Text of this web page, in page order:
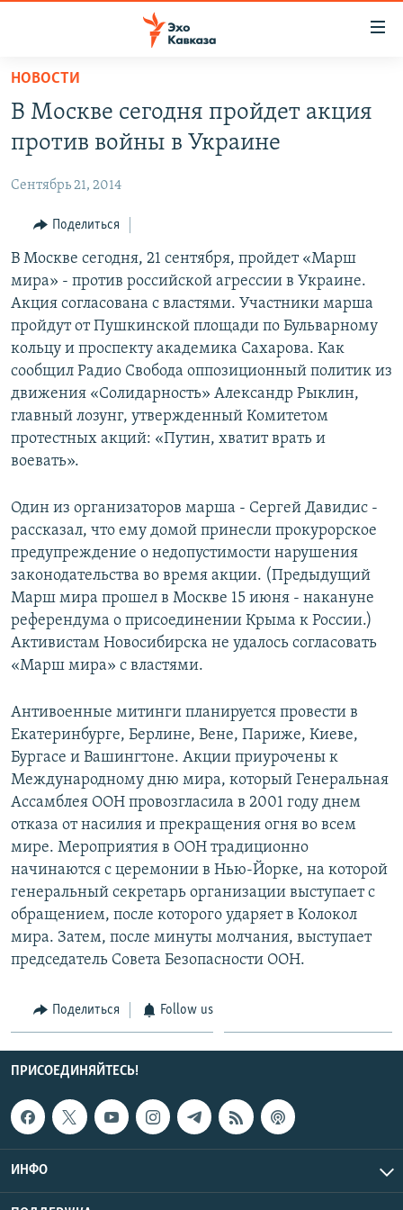
Вернуться
основному
содержанию
Вернутся
навигации
Вернутся
поиску
СУХУМИ
ЦХИНВАЛИ
ВЕСЬ КАВКАЗ
СЕВЕРНЫЙ КАВКАЗ
АРМЕНИЯ
АЗЕРБАЙДЖАН
ТЕМЫ
ПОЛИТИКА
ЭКОНОМИКА
ОБЩЕСТВО
КУЛЬТУРА
СПОРТ
РУБРИКИ
НЕКРУГЛЫЙ СТОЛ
ГОСТЬ НЕДЕЛИ
ПОЗИЦИЯ
БЛОГИ
МУЛЬТИМЕДИА
ВИДЕО
ФОТО
АУДИО
ПОДКАСТЫ
АРХИВ РАДИОПРОГРАММЫ
ПРИСОЕДИНЯЙТЕСЬ!
НОВОСТИ
В Москве сегодня пройдет акция
против войны в Украине
Сентябрь 21, 2014
Поделиться
В Москве сегодня, 21 сентября, пройдет «Марш
мира» - против российской агрессии в Украине.
Акция согласована с властями. Участники марша
пройдут от Пушкинской площади по Бульварному
кольцу и проспекту академика Сахарова. Как
сообщил Радио Свобода оппозиционный политик из
движения «Солидарность» Александр Рыклин,
главный лозунг, утвержденный Комитетом
протестных акций: «Путин, хватит врать и
воевать».
Один из организаторов марша - Сергей Давидис -
рассказал, что ему домой принесли прокурорское
предупреждение о недопустимости нарушения
законодательства во время акции. (Предыдущий
Марш мира прошел в Москве 15 июня - накануне
референдума о присоединении Крыма к России.)
Активистам Новосибирска не удалось согласовать
«Марш мира» с властями.
Антивоенные митинги планируется провести в
Екатеринбурге, Берлине, Вене, Париже, Киеве,
Бургасе и Вашингтоне. Акции приурочены к
Международному дню мира, который Генеральная
Ассамблея ООН провозгласила в 2001 году днем
отказа от насилия и прекращения огня во всем
мире. Мероприятия в ООН традиционно
начинаются с церемонии в Нью-Йорке, на которой
генеральный секретарь организации выступает с
обращением, после которого ударяет в Колокол
мира. Затем, после минуты молчания, выступает
председатель Совета Безопасности ООН.
Поделиться Follow us
ПРИСОЕДИНЯЙТЕСЬ!
ИНФО